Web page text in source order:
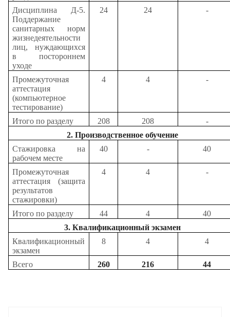
Дисциплина Д-5.
Поддержание
санитарных норм
жизнедеятельности
лиц, нуждающихся
в постороннем
уходе
24 24 -
Промежуточная
аттестация
(компьютерное
тестирование)
4 4 -
Итого по разделу 208 208
-
2. Производственное обучение
Стажировка на
рабочем месте
40 - 40
Промежуточная
аттестация (защита
результатов
стажировки)
4 4 -
Итого по разделу 44 4
40
3. Квалификационный экзамен
Квалификационный
экзамен
8 4 4
Всего 260 216 44